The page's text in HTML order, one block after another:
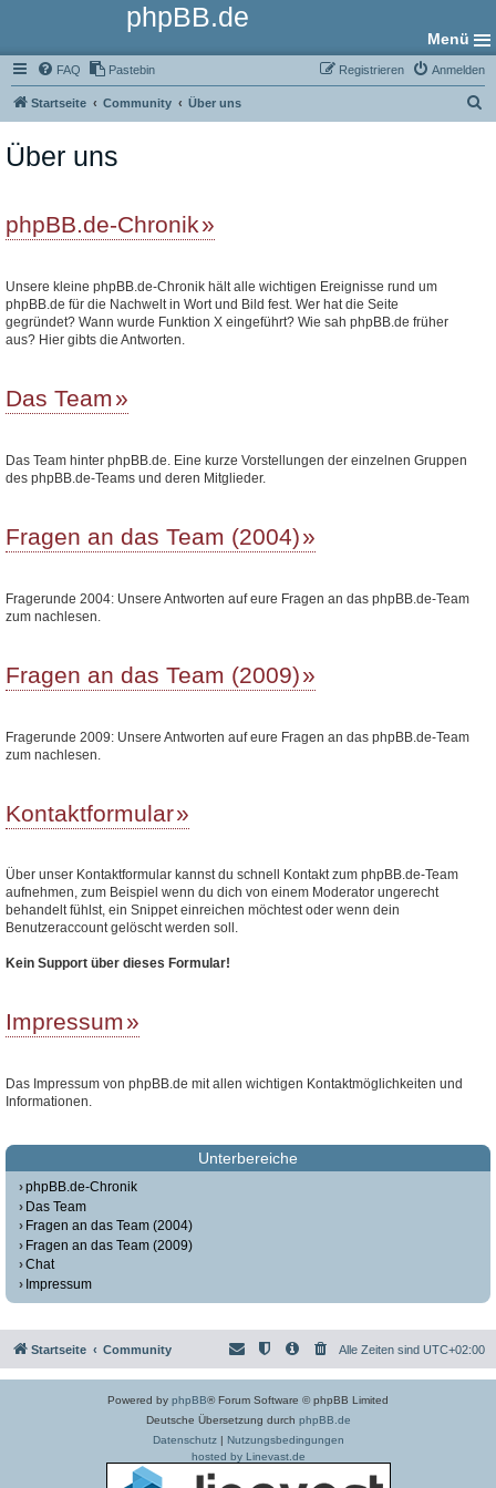
phpBB.de
Menü
FAQ Pastebin Anmelden
Registrieren
Startseite Community Über uns
Über uns
phpBB.de-Chronik
Unsere kleine phpBB.de-Chronik hält alle wichtigen Ereignisse rund um
phpBB.de für die Nachwelt in Wort und Bild fest. Wer hat die Seite
gegründet? Wann wurde Funktion X eingeführt? Wie sah phpBB.de früher
aus? Hier gibts die Antworten.
Das Team
Das Team hinter phpBB.de. Eine kurze Vorstellungen der einzelnen Gruppen
des phpBB.de-Teams und deren Mitglieder.
Fragen an das Team (2004)
Fragerunde 2004: Unsere Antworten auf eure Fragen an das phpBB.de-Team
zum nachlesen.
Fragen an das Team (2009)
Fragerunde 2009: Unsere Antworten auf eure Fragen an das phpBB.de-Team
zum nachlesen.
Kontaktformular
Über unser Kontaktformular kannst du schnell Kontakt zum phpBB.de-Team
aufnehmen, zum Beispiel wenn du dich von einem Moderator ungerecht
behandelt fühlst, ein Snippet einreichen möchtest oder wenn dein
Benutzeraccount gelöscht werden soll.
Kein Support über dieses Formular!
Impressum
Das Impressum von phpBB.de mit allen wichtigen Kontaktmöglichkeiten und
Informationen.
Unterbereiche
phpBB.de-Chronik
Das Team
Fragen an das Team (2004)
Fragen an das Team (2009)
Chat
Impressum
Startseite Community Alle Zeiten sind UTC+02:00
Powered by phpBB® Forum Software © phpBB Limited
Deutsche Übersetzung durch phpBB.de
Datenschutz| Nutzungsbedingungen
hosted by Linevast.de